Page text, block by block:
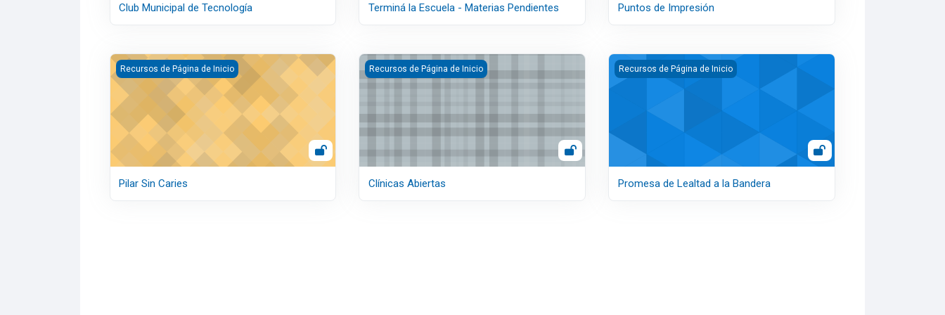
Club Municipal de Tecnología Terminá la Escuela - Materias Pendientes Puntos de Impresión
Pilar Sin Caries
Recursos de Página de Inicio
Pilar Sin Caries
Clínicas Abiertas
Recursos de Página de Inicio
Clínicas Abiertas
Promesa de Lealtad a la Bandera
Recursos de Página de Inicio
Promesa de Lealtad a la Bandera